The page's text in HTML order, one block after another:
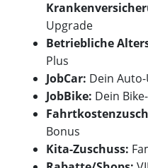
Upgrade
Betriebliche
Plus
JobCar: Dein
JobBike: Dein
Bonus
Kita-Zuschuss: